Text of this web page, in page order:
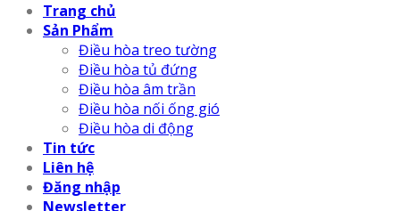
Trang chủ
Sản Phẩm
Điều hòa treo tường
Điều hòa tủ đứng
Điều hòa âm trần
Điều hòa nối ống gió
Điều hòa di động
Tin tức
Liên hệ
Đăng nhập
Newsletter